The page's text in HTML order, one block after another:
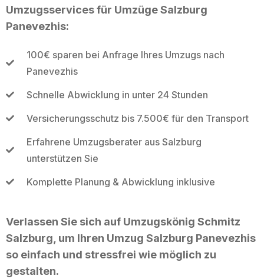
Umzugsservices für Umzüge Salzburg
Panevezhis:
100€ sparen bei Anfrage Ihres Umzugs nach
Panevezhis
Schnelle Abwicklung in unter 24 Stunden
Versicherungsschutz bis 7.500€ für den Transport
Erfahrene Umzugsberater aus Salzburg
unterstützen Sie
Komplette Planung & Abwicklung inklusive
Verlassen Sie sich auf Umzugskönig Schmitz
Salzburg, um Ihren Umzug Salzburg Panevezhis
so einfach und stressfrei wie möglich zu
gestalten.